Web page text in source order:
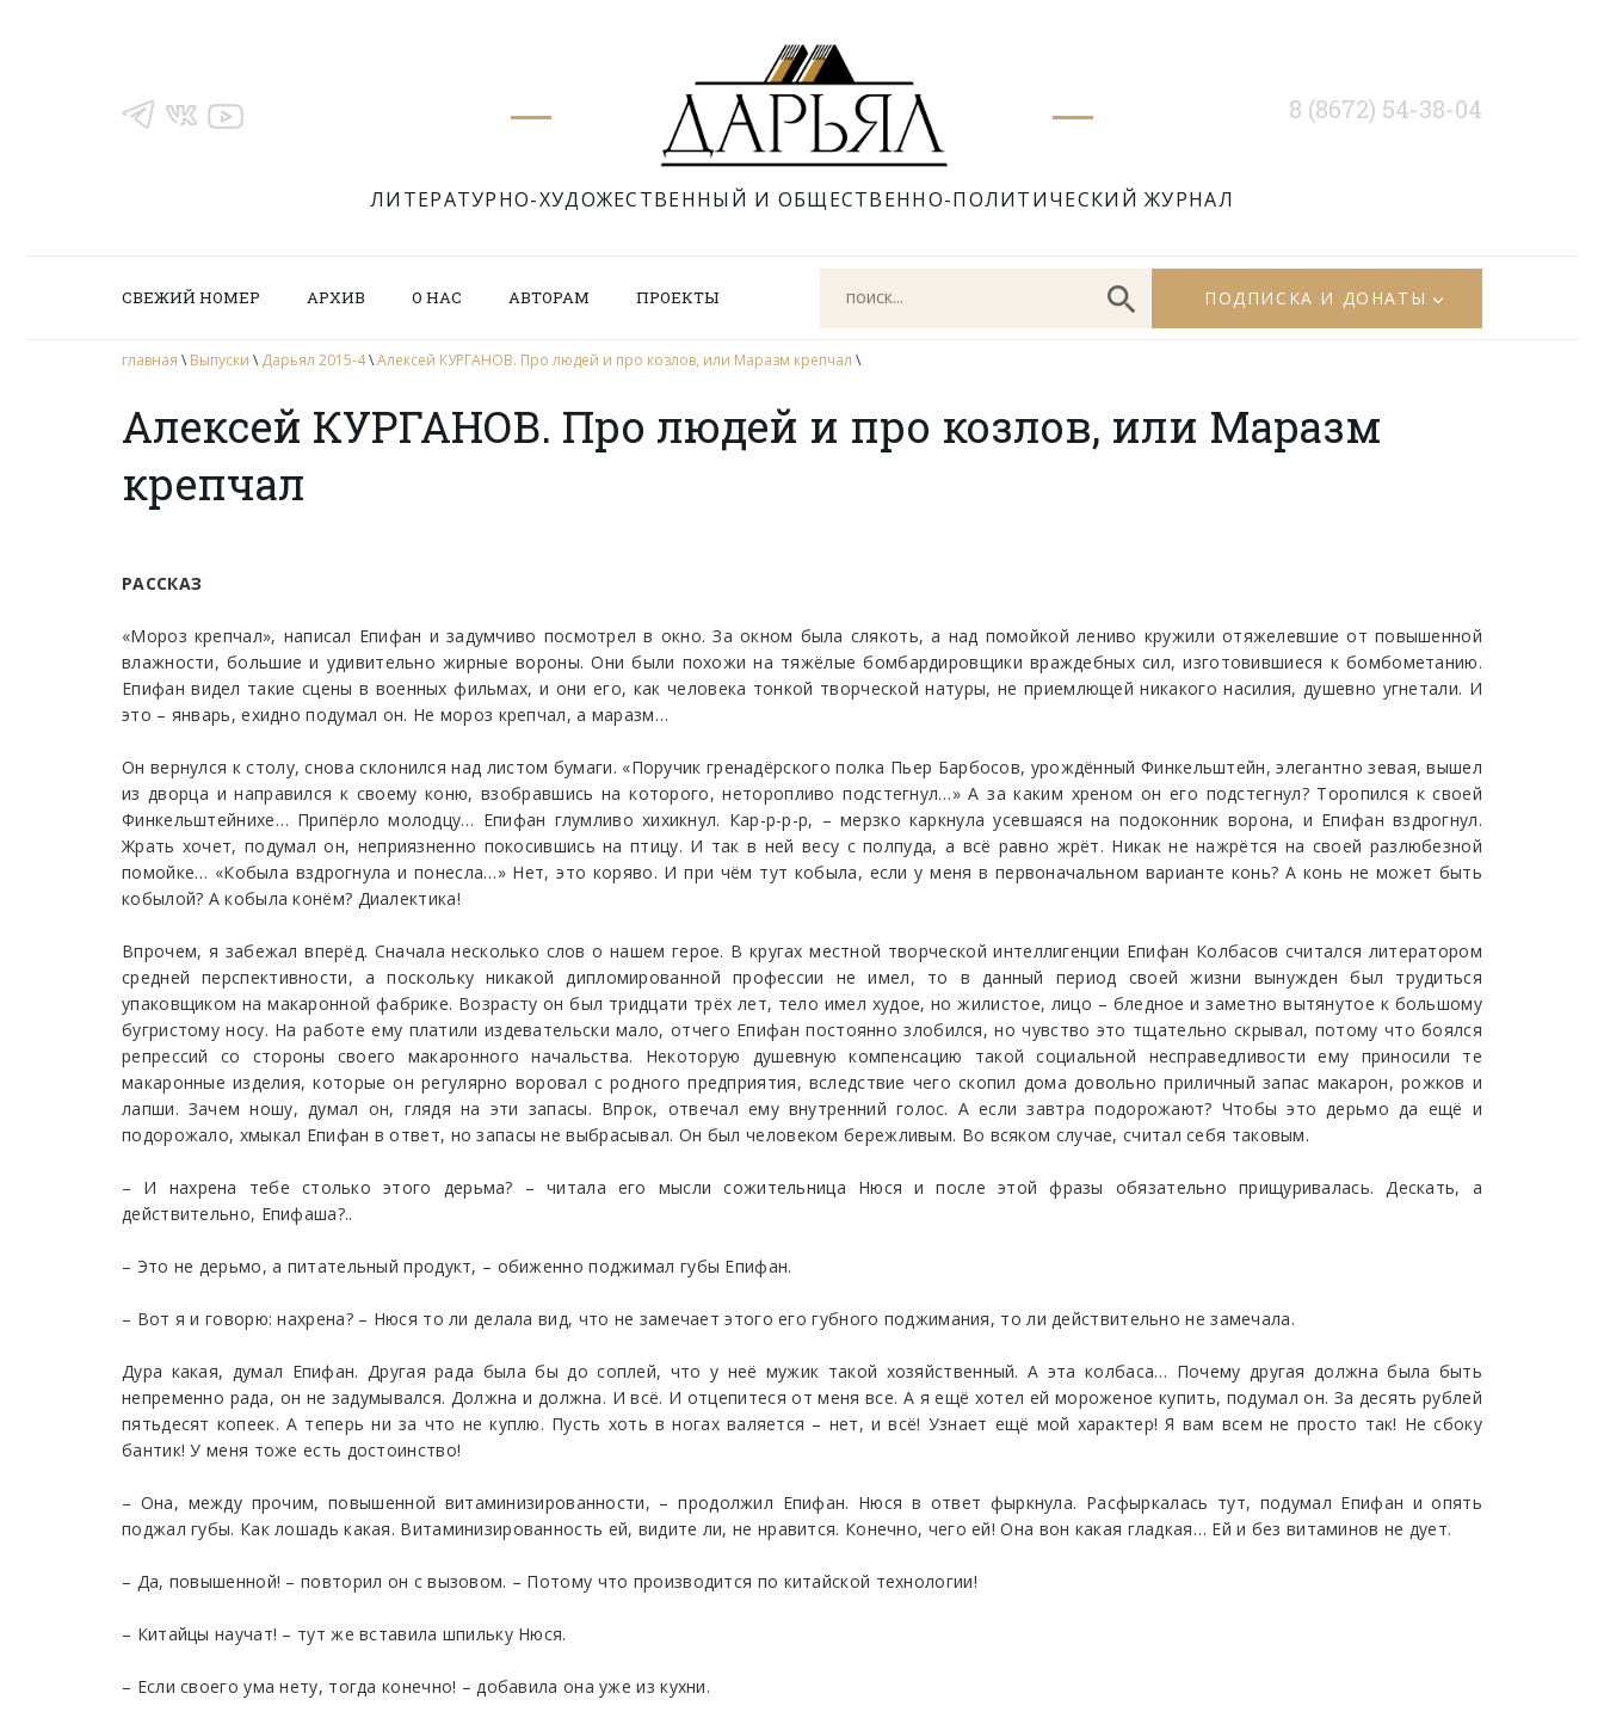
ЛИТЕРАТУРНО-ХУДОЖЕСТВЕННЫЙ И ОБЩЕСТВЕННО-ПОЛИТИЧЕСКИЙ ЖУРНАЛ
8 (8672) 54-38-04
СВЕЖИЙ НОМЕР АРХИВ О НАС АВТОРАМ ПРОЕКТЫ ПОДПИСКА И ДОНАТЫ
главная \ Выпуски \ Дарьял 2015-4\Алексей КУРГАНОВ. Про людей и про козлов, или Маразм крепчал \
Алексей КУРГАНОВ. Про людей и про козлов, или Маразм
крепчал
РАССКАЗ
«Мороз крепчал», написал Епифан и задумчиво посмотрел в окно. За окном была слякоть, а над помойкой лениво кружили отяжелевшие от повышенной
влажности, большие и удивительно жирные вороны. Они были похожи на тяжёлые бомбардировщики враждебных сил, изготовившиеся к бомбометанию.
Епифан видел такие сцены в военных фильмах, и они его, как человека тонкой творческой натуры, не приемлющей никакого насилия, душевно угнетали. И
это – январь, ехидно подумал он. Не мороз крепчал, а маразм…
Он вернулся к столу, снова склонился над листом бумаги. «Поручик гренадёрского полка Пьер Барбосов, урождённый Финкельштейн, элегантно зевая, вышел
из дворца и направился к своему коню, взобравшись на которого, неторопливо подстегнул…» А за каким хреном он его подстегнул? Торопился к своей
Финкельштейнихе… Припёрло молодцу… Епифан глумливо хихикнул. Кар-р-р-р, – мерзко каркнула усевшаяся на подоконник ворона, и Епифан вздрогнул.
Жрать хочет, подумал он, неприязненно покосившись на птицу. И так в ней весу с полпуда, а всё равно жрёт. Никак не нажрётся на своей разлюбезной
помойке… «Кобыла вздрогнула и понесла…» Нет, это коряво. И при чём тут кобыла, если у меня в первоначальном варианте конь? А конь не может быть
кобылой? А кобыла конём? Диалектика!
Впрочем, я забежал вперёд. Сначала несколько слов о нашем герое. В кругах местной творческой интеллигенции Епифан Колбасов считался литератором
средней перспективности, а поскольку никакой дипломированной профессии не имел, то в данный период своей жизни вынужден был трудиться
упаковщиком на макаронной фабрике. Возрасту он был тридцати трёх лет, тело имел худое, но жилистое, лицо – бледное и заметно вытянутое к большому
бугристому носу. На работе ему платили издевательски мало, отчего Епифан постоянно злобился, но чувство это тщательно скрывал, потому что боялся
репрессий со стороны своего макаронного начальства. Некоторую душевную компенсацию такой социальной несправедливости ему приносили те
макаронные изделия, которые он регулярно воровал с родного предприятия, вследствие чего скопил дома довольно приличный запас макарон, рожков и
лапши. Зачем ношу, думал он, глядя на эти запасы. Впрок, отвечал ему внутренний голос. А если завтра подорожают? Чтобы это дерьмо да ещё и
подорожало, хмыкал Епифан в ответ, но запасы не выбрасывал. Он был человеком бережливым. Во всяком случае, считал себя таковым.
– И нахрена тебе столько этого дерьма? – читала его мысли сожительница Нюся и после этой фразы обязательно прищуривалась. Дескать, а
действительно, Епифаша?..
– Это не дерьмо, а питательный продукт, – обиженно поджимал губы Епифан.
– Вот я и говорю: нахрена? – Нюся то ли делала вид, что не замечает этого его губного поджимания, то ли действительно не замечала.
Дура какая, думал Епифан. Другая рада была бы до соплей, что у неё мужик такой хозяйственный. А эта колбаса… Почему другая должна была быть
непременно рада, он не задумывался. Должна и должна. И всё. И отцепитеся от меня все. А я ещё хотел ей мороженое купить, подумал он. За десять рублей
пятьдесят копеек. А теперь ни за что не куплю. Пусть хоть в ногах валяется – нет, и всё! Узнает ещё мой характер! Я вам всем не просто так! Не сбоку
бантик! У меня тоже есть достоинство!
– Она, между прочим, повышенной витаминизированности, – продолжил Епифан. Нюся в ответ фыркнула. Расфыркалась тут, подумал Епифан и опять
поджал губы. Как лошадь какая. Витаминизированность ей, видите ли, не нравится. Конечно, чего ей! Она вон какая гладкая… Ей и без витаминов не дует.
– Да, повышенной! – повторил он с вызовом. – Потому что производится по китайской технологии!
– Китайцы научат! – тут же вставила шпильку Нюся.
– Если своего ума нету, тогда конечно! – добавила она уже из кухни.